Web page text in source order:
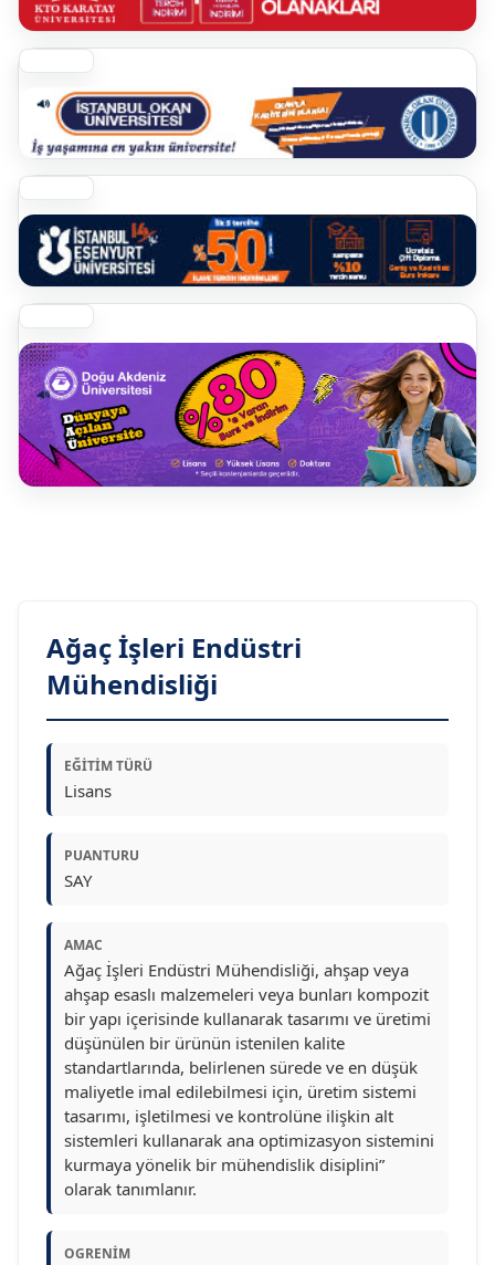
Ağaç İşleri Endüstri
Mühendisliği
EĞITIM TÜRÜ
Lisans
PUANTURU
SAY
AMAC
Ağaç İşleri Endüstri Mühendisliği, ahşap veya
ahşap esaslı malzemeleri veya bunları kompozit
bir yapı içerisinde kullanarak tasarımı ve üretimi
düşünülen bir ürünün istenilen kalite
standartlarında, belirlenen sürede ve en düşük
maliyetle imal edilebilmesi için, üretim sistemi
tasarımı, işletilmesi ve kontrolüne ilişkin alt
sistemleri kullanarak ana optimizasyon sistemini
kurmaya yönelik bir mühendislik disiplini”
olarak tanımlanır.
OGRENIM